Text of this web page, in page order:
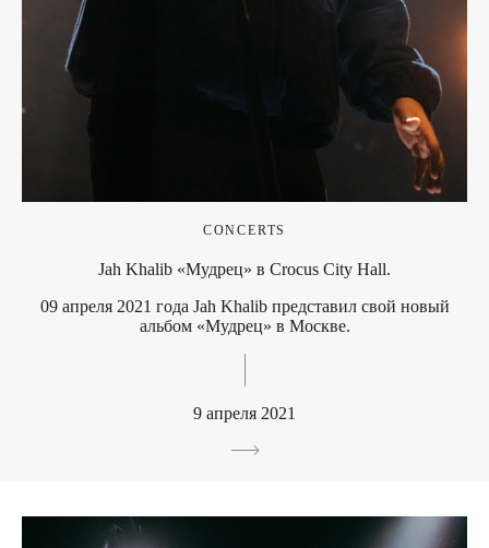
CONCERTS
Jah Khalib «Мудрец» в Crocus City Hall.
09 апреля 2021 года Jah Khalib представил свой новый
альбом «Мудрец» в Москве.
9 апреля 2021